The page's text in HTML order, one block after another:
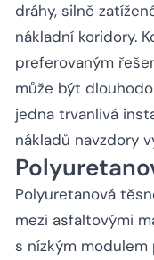
dráhy, silně
nákladní koridory.
preferovaným
může být
jedna trvanlivá
nákladů navzdory
Polyuretanová
mezi asfaltovými
s nízkým modulem